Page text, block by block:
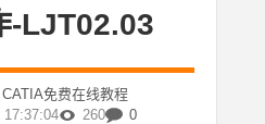
-LJT02.03
CATIA免费在线教程
17:37:04
260 0